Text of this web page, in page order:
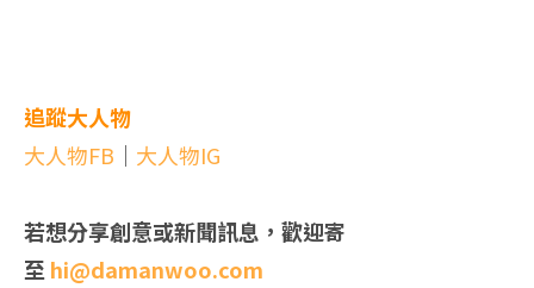
追蹤大人物
大人物FB ｜ 大人物IG
若想分享創意或新聞訊息，歡迎寄
至hi@damanwoo.com